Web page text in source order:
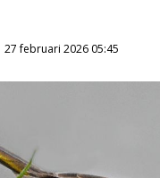
27 februari 2026 05:45